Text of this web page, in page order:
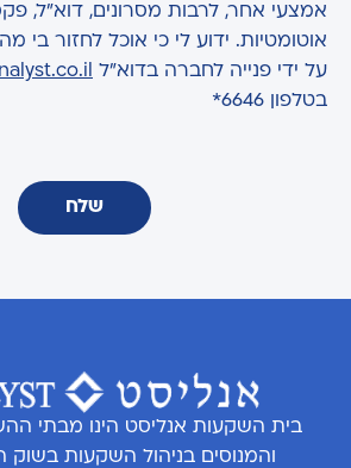
אמצעי אחר, לרבות מסרונים, דוא"ל,
אוטומטיות. ידוע לי כי אוכל לחזור בי
על ידי פנייה לחברה בדוא"ל
בטלפון 6646*
שלח
בית השקעות אנליסט הינו מבתי
והמנוסים בניהול השקעות בשוק